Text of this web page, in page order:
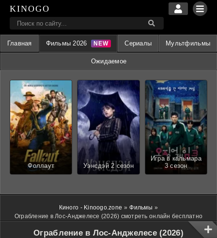
KINOGO
Главная Фильмы 2026 Сериалы Мультфильмы
Ожидаемое
Фоллаут Уэнсдэй 2 сезон
Игра в кальмара
3 сезон
Киного - Kinoogo.zone » Фильмы »
Ограбление в Лос-Анджелесе (2026) смотреть онлайн бесплатно
Ограбление в Лос-Анджелесе (2026)